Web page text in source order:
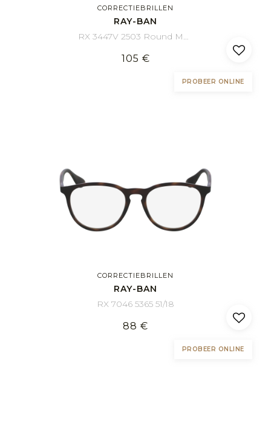
CORRECTIEBRILLEN
RAY-BAN
RX 3447V 2503 Round Metal 50/21
105 €
PROBEER ONLINE
CORRECTIEBRILLEN
RAY-BAN
RX 7046 5365 51/18
88 €
PROBEER ONLINE